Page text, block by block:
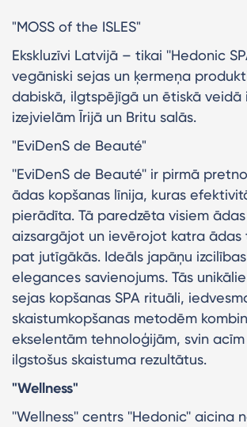
"MOSS of the ISLES"
Ekskluzīvi Latvijā – tikai ''Hedonic
vegāniski sejas un ķermeņa
dabiskā, ilgtspējīgā un ētiskā veidā
izejvielām Īrijā un Britu salās.
"EviDenS de Beauté"
''EviDenS de Beauté'' ir pirmā
ādas kopšanas līnija, kuras
pierādīta. Tā paredzēta visiem
aizsargājot un ievērojot katra ādas
pat jutīgākās. Ideāls japāņu
elegances savienojums. Tās
sejas kopšanas SPA rituāli,
skaistumkopšanas metodēm
ekselentām tehnoloģijām, svin
ilgstošus skaistuma rezultātus.
"Wellness"
''Wellness'' centrs ''Hedonic'' aicina